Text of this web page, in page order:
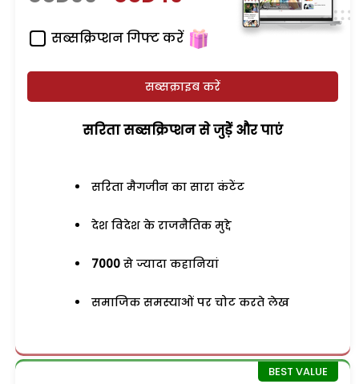
सब्सक्रिप्शन गिफ्ट करें
सब्सक्राइब करें
सरिता सब्सक्रिप्शन से जुड़ेें और पाएं
सरिता मैगजीन का सारा कंटेंट
देश विदेश के राजनैतिक मुद्दे
7000 से ज्यादा कहानियां
समाजिक समस्याओं पर चोट करते लेख